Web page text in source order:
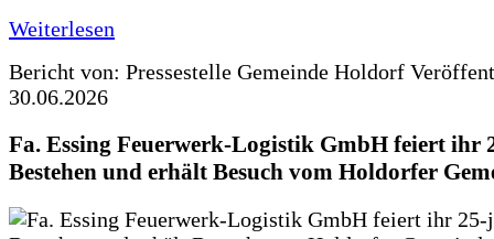
Weiterlesen
Bericht von: Pressestelle Gemeinde Holdorf
30.06.2026
Fa. Essing Feuerwerk-Logistik GmbH feiert ihr
Bestehen und erhält Besuch vom Holdorfer